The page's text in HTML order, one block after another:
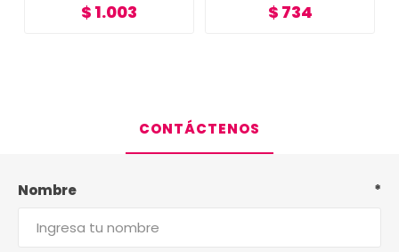
$ 1.003 $ 734
CONTÁCTENOS
Nombre *